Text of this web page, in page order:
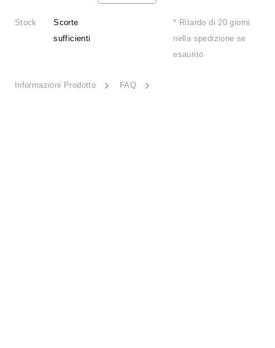
Stock
Scorte
sufficienti
* Ritardo di 20 giorni
nella spedizione se
esaurito
Informazioni Prodotto FAQ